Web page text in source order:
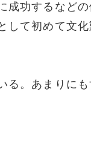
成功するなど
て初めて文化
る。あまりに